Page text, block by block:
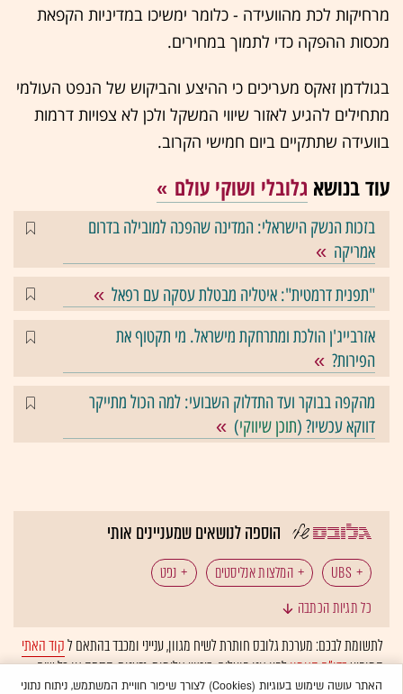
מרחיקות לכת מהוועידה - כלומר ימשיכו במדיניות הקפאת
מכסות ההפקה כדי לתמוך במחירים.
בגולדמן זאקס מעריכים כי ההיצע והביקוש של הנפט העולמי
מתחילים להגיע לאזור שיווי המשקל ולכן לא צפויות דרמות
בוועידה שתתקיים ביום חמישי הקרוב.
עוד בנושא גלובלי ושוקי עולם
בזכות הנשק הישראלי: המדינה שהפכה למובילה בדרום
אמריקה
"תפנית דרמטית": איטליה מבטלת עסקה עם רפאל
אזרבייג'ן הולכת ומתרחקת מישראל. מי תקטוף את
הפירות?
מהקפה בבוקר ועד התדלוק השבועי: למה הכול מתייקר
דווקא עכשיו? (תוכן שיווקי)
הוספה לנושאים שמעניינים אותי
UBS המלצות אנליסטים
נפט
כל תגיות הכתבה
לתשומת לבכם: מערכת גלובס חותרת לשיח מגוון, ענייני ומכבד בהתאם לקוד האתי
המופיעבדו"ח האמוןלפיו אנו פועלים. ביטויי אלימות, גזענות, הסתה או כל שיח
בלתי הולם אחר מסוננים בצורהאוטומטיתולא יפורסמו באתר.
האתר עושה שימוש בעוגיות (Cookies) לצורך שיפור חוויית המשתמש, ניתוח נתוני